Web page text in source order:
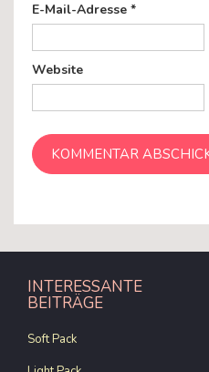
E-Mail-Adresse *
Website
INTERESSANTE
BEITRÄGE
Soft Pack